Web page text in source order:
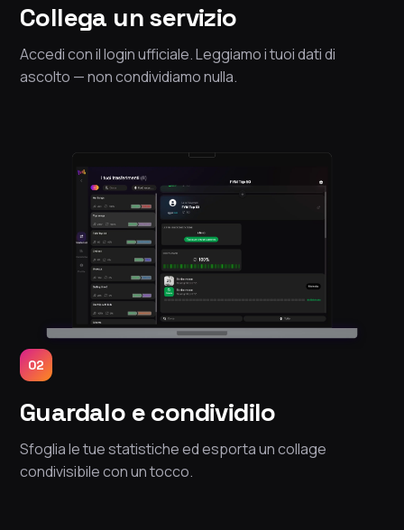
Collega un servizio
Accedi con il login ufficiale. Leggiamo i tuoi dati di
ascolto — non condividiamo nulla.
02
Guardalo e condividilo
Sfoglia le tue statistiche ed esporta un collage
condivisibile con un tocco.